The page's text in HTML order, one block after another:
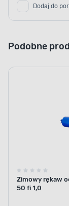
Dodaj do
Podobne
Zimowy rękaw
50 fi 1,0